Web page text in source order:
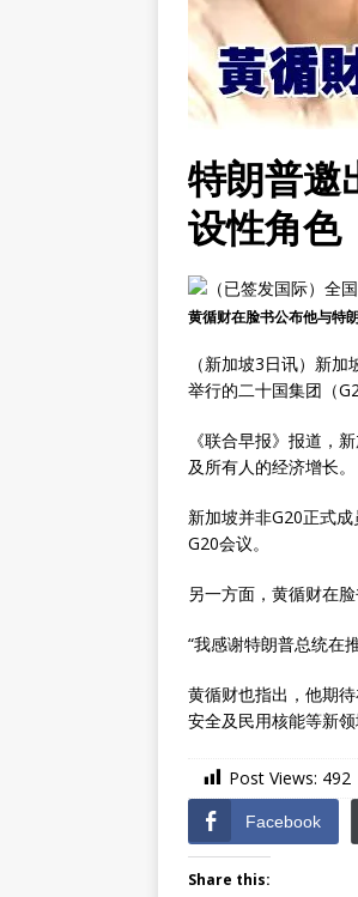
特朗普邀
设性角色
黄循财在脸书公布他与特
（新加坡3日讯）新加
举行的二十国集团（
《联合早报》报道，
及所有人的经济增长。
新加坡并非G20正式
G20会议。
另一方面，黄循财在
“我感谢特朗普总统在
黄循财也指出，他期
安全及民用核能等新领
Post Views: 492
Facebook
Share this: